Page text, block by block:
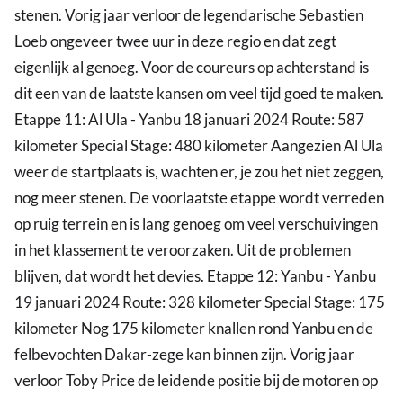
stenen. Vorig jaar verloor de legendarische Sebastien
Loeb ongeveer twee uur in deze regio en dat zegt
eigenlijk al genoeg. Voor de coureurs op achterstand is
dit een van de laatste kansen om veel tijd goed te maken.
Etappe 11: Al Ula - Yanbu 18 januari 2024 Route: 587
kilometer Special Stage: 480 kilometer Aangezien Al Ula
weer de startplaats is, wachten er, je zou het niet zeggen,
nog meer stenen. De voorlaatste etappe wordt verreden
op ruig terrein en is lang genoeg om veel verschuivingen
in het klassement te veroorzaken. Uit de problemen
blijven, dat wordt het devies. Etappe 12: Yanbu - Yanbu
19 januari 2024 Route: 328 kilometer Special Stage: 175
kilometer Nog 175 kilometer knallen rond Yanbu en de
felbevochten Dakar-zege kan binnen zijn. Vorig jaar
verloor Toby Price de leidende positie bij de motoren op